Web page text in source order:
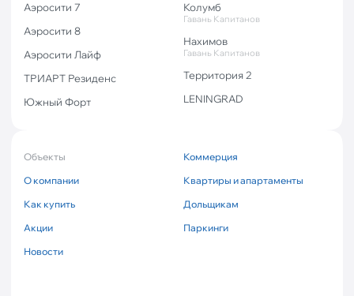
Аэросити 7
Аэросити 8
Аэросити Лайф
ТРИАРТ Резиденс
Южный Форт
Колумб
Гавань Капитанов
Нахимов
Гавань Капитанов
Территория 2
LENINGRAD
Объекты
О компании
Как купить
Акции
Новости
Коммерция
Квартиры и апартаменты
Дольщикам
Паркинги